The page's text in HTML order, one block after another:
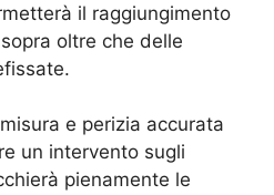
il raggiungimento
oltre che delle
e perizia accurata
un intervento sugli
pienamente le